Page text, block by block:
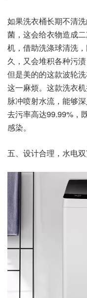
如果洗衣桶长期不清
菌，这会给衣物造成
机，借助洗涤球清洗
久，又会堆积各种污
但是美的的这款波轮
这一麻烦。这款洗衣
脉冲喷射水流，能够
去污率高达99.99%，
感染。
五、设计合理，水电